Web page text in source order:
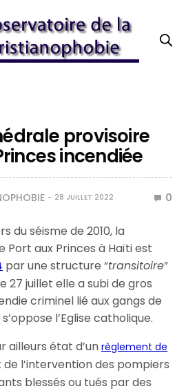
provisoire
incendiée
28 JUILLET 2022 0
du séisme de 2010, la
Port aux Princes à Haïti est
par une structure “transitoire”
27 juillet elle a subi de gros
criminel lié aux gangs de
l’Eglise catholique.
ailleurs état d’unrèglement de
l’intervention des pompiers
blessés ou tués par des